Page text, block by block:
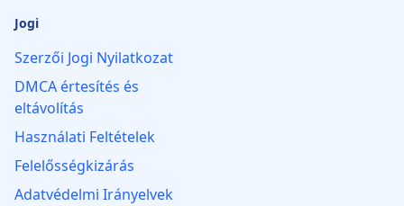
Jogi
Szerzői Jogi Nyilatkozat
DMCA értesítés és
eltávolítás
Használati Feltételek
Felelősségkizárás
Adatvédelmi Irányelvek